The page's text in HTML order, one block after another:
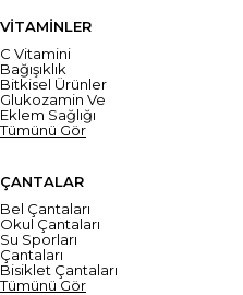
VİTAMİNLER
C Vitamini
Bağışıklık
Bitkisel Ürünler
Glukozamin Ve
Eklem Sağlığı
Tümünü Gör
ÇANTALAR
Bel Çantaları
Okul Çantaları
Su Sporları
Çantaları
Bisiklet Çantaları
Tümünü Gör